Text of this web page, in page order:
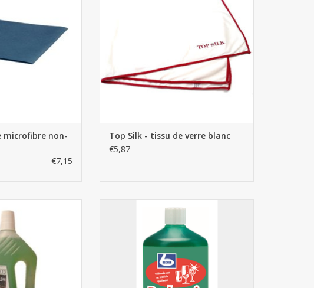
microfibre non-
€7,15
Top Silk - tissu de verre blanc
€5,87
AJOUTER AU PANIER